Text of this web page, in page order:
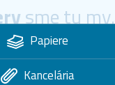
sme tu my.
Papiere
Kancelária